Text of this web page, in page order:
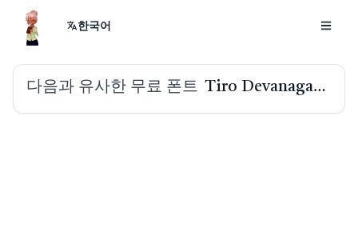
한국어
다음과 유사한 무료 폰트 Tiro Devanagari Hindi